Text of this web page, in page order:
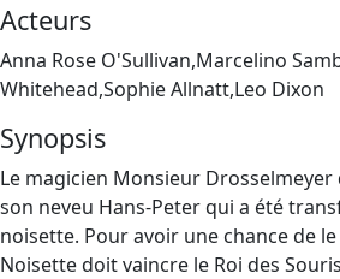
Acteurs
Anna Rose O'Sullivan,Marcelino
Whitehead,Sophie Allnatt,Leo Dixon
Synopsis
Le magicien Monsieur
son neveu Hans-Peter qui a été
noisette. Pour avoir une chance de le
Noisette doit vaincre le Roi des